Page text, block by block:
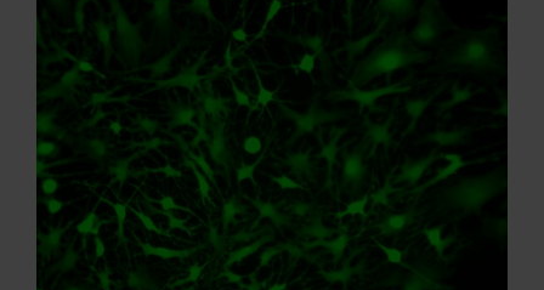
SHOP
KONTAKTA F&F
SKRIV I F&F
PRENUMERERA PÅ F&F